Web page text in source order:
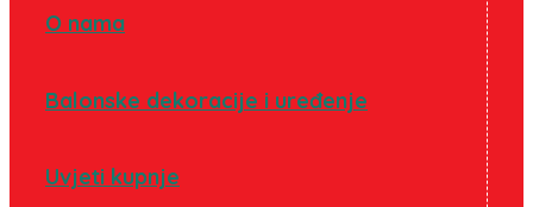
O nama
Balonske dekoracije i uređenje
Uvjeti kupnje